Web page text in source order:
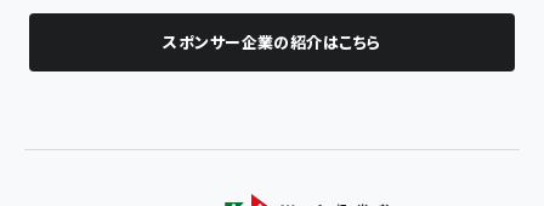
スポンサー企業の紹介はこちら